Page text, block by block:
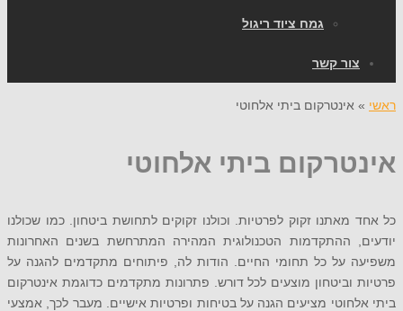
גמח ציוד ריגול
קשר
אינטרקום ביתי אלחוטי
ביתי אלחוטי
זקוק לפרטיות. וכולנו זקוקים לתחושת ביטחון. כמו שכולנו
ההתקדמות הטכנולוגית המהירה המתרחשת בשנים האחרונות
על כל תחומי החיים. הודות לה, פיתוחים מתקדמים להגנה על
וביטחון מוצעים לכל דורש. פתרונות מתקדמים כדוגמת אינטרקום
מציעים הגנה על בטיחות ופרטיות אישיים. מעבר לכך, אמצעי